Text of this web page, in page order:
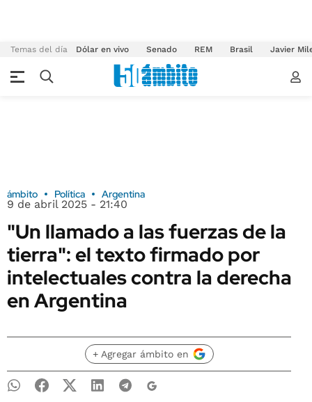
Temas del día Dólar en vivo Senado REM Brasil Javier
ámbito Política Argentina
9 de abril 2025 - 21:40
"Un llamado a las fuerzas de la
tierra": el texto firmado por
intelectuales contra la derecha
en Argentina
+ Agregar ámbito en